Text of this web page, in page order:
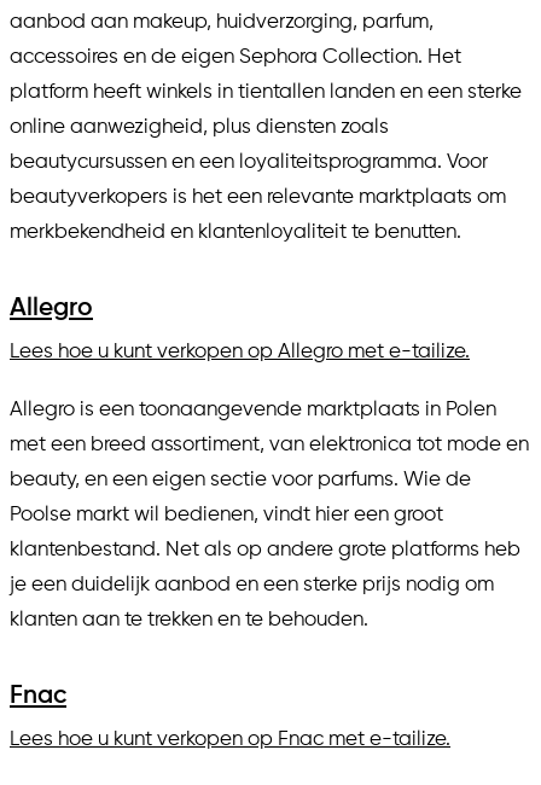
aanbod aan makeup, huidverzorging, parfum,
accessoires en de eigen Sephora Collection. Het
platform heeft winkels in tientallen landen en een sterke
online aanwezigheid, plus diensten zoals
beautycursussen en een loyaliteitsprogramma. Voor
beautyverkopers is het een relevante marktplaats om
merkbekendheid en klantenloyaliteit te benutten.
Allegro
Lees hoe u kunt verkopen op Allegro met e-tailize.
Allegro is een toonaangevende marktplaats in Polen
met een breed assortiment, van elektronica tot mode en
beauty, en een eigen sectie voor parfums. Wie de
Poolse markt wil bedienen, vindt hier een groot
klantenbestand. Net als op andere grote platforms heb
je een duidelijk aanbod en een sterke prijs nodig om
klanten aan te trekken en te behouden.
Fnac
Lees hoe u kunt verkopen op Fnac met e-tailize.